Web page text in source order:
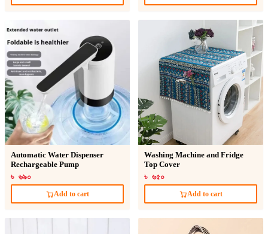
Automatic Water Dispenser
Rechargeable Pump
৳ ৬৯০
Add to cart
Washing Machine and Fridge
Top Cover
৳ ৬৫০
Add to cart